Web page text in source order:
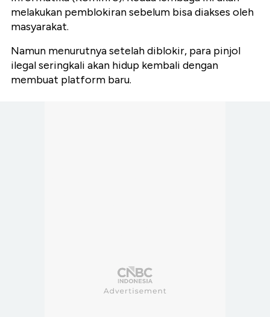
melakukan pemblokiran sebelum bisa diakses oleh
masyarakat.
Namun menurutnya setelah diblokir, para pinjol
ilegal seringkali akan hidup kembali dengan
membuat platform baru.